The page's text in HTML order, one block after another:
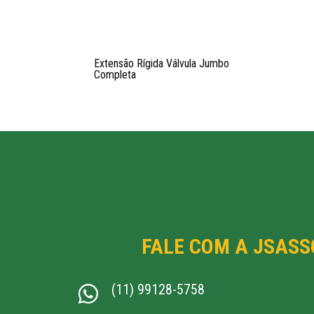
Extensão Rígida Válvula Jumbo
Completa
FALE COM A
 (11) 99128-5758